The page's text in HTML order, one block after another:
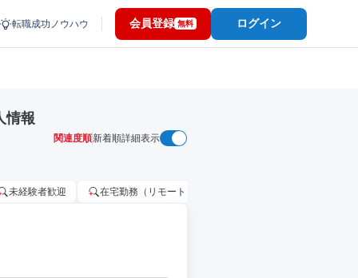
転職成功ノウハウ 会員登録 無料 ログイン
情報
関連度順新着順詳細表示
未経験者歓迎 在宅勤務（リモートワーク）OK